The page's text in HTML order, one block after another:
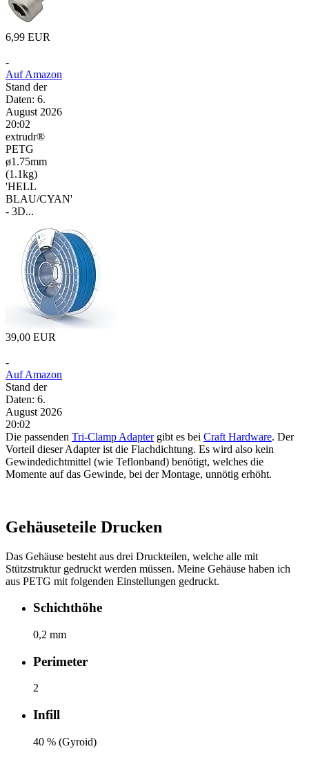
6,99 EUR
-
Auf Amazon
Stand der
Daten: 6.
August 2026
20:02
extrudr®
PETG
ø1.75mm
(1.1kg)
'HELL
BLAU/CYAN'
- 3D...
39,00 EUR
-
Auf Amazon
Stand der
Daten: 6.
August 2026
20:02
Die passenden Tri-Clamp Adaptergibt es bei Craft Hardware. Der
Vorteil dieser Adapter ist die Flachdichtung. Es wird also kein
Gewindedichtmittel (wie Teflonband) benötigt, welches die
Momente auf das Gewinde, bei der Montage, unnötig erhöht.
Gehäuseteile Drucken
Das Gehäuse besteht aus drei Druckteilen, welche alle mit
Stützstruktur gedruckt werden müssen. Meine Gehäuse haben ich
aus PETG mit folgenden Einstellungen gedruckt.
Schichthöhe
0,2 mm
Perimeter
2
Infill
40 % (Gyroid)